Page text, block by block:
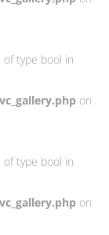
of type bool in
on
of type bool in
on